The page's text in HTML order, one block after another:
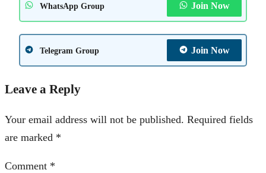
WhatsApp Group Join Now
Telegram Group Join Now
Leave a Reply
Your email address will not be published. Required fields
are marked *
Comment *